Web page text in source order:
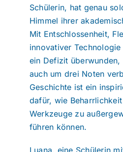
Schülerin, hat genau
Himmel ihrer
Mit Entschlossenheit,
innovativer
ein Defizit überwunden,
auch um drei Noten
Geschichte ist ein
dafür, wie
Werkzeuge zu
führen können.